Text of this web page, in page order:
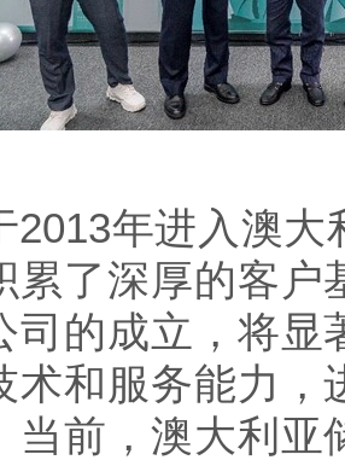
2013年进入澳
累了深厚的客
司的成立，将
术和服务能力
当前，澳大利亚